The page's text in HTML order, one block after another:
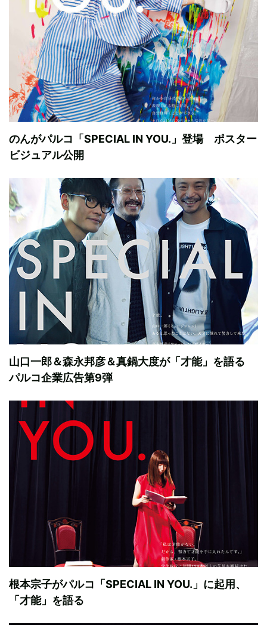
のんがパルコ「SPECIAL IN YOU.」登場 ポスター
ビジュアル公開
山口一郎＆森永邦彦＆真鍋大度が「才能」を語る
パルコ企業広告第9弾
根本宗子がパルコ「SPECIAL IN YOU.」に起用、
「才能」を語る